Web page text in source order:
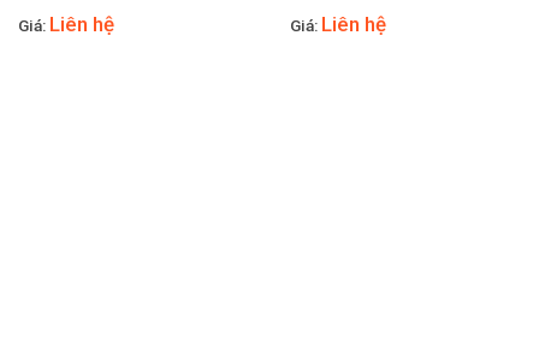
Giá: Liên hệ
Giá: Liên hệ